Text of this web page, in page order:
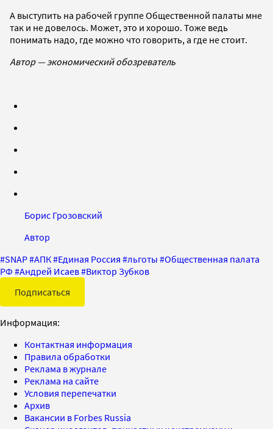
А выступить на рабочей группе Общественной палаты мне
так и не довелось. Может, это и хорошо. Тоже ведь
понимать надо, где можно что говорить, а где не стоит.
Автор — экономический обозреватель
Борис Грозовский
Автор
#SNAP#АПК#Единая Россия #льготы #Общественная палата
РФ #Андрей Исаев#Виктор Зубков
Подписаться
Информация:
Контактная информация
Правила обработки
Реклама в журнале
Реклама на сайте
Условия перепечатки
Архив
Вакансии в Forbes Russia